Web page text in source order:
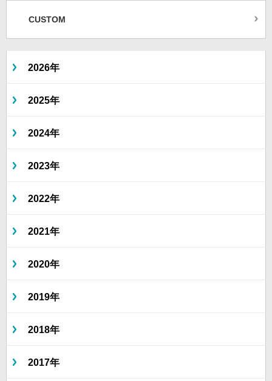
CUSTOM
2026年
2025年
2024年
2023年
2022年
2021年
2020年
2019年
2018年
2017年